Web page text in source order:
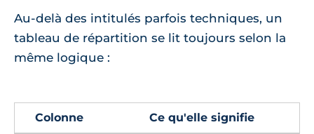
Au-delà des intitulés parfois techniques, un
tableau de répartition se lit toujours selon la
même logique :
Colonne Ce qu'elle signifie